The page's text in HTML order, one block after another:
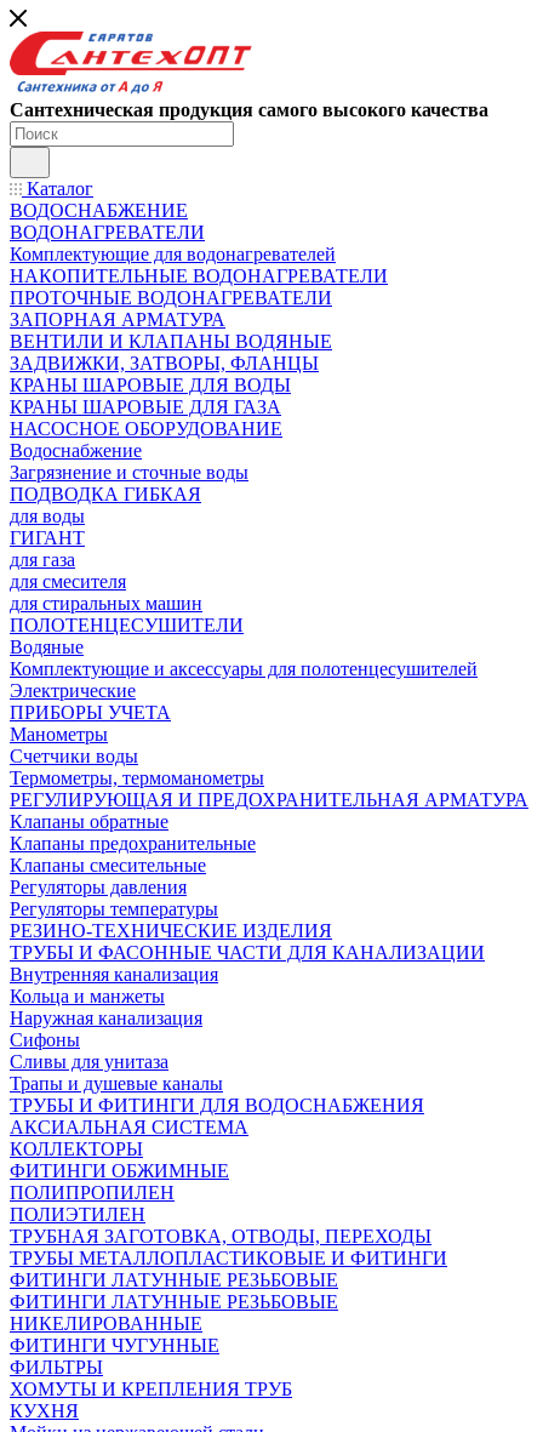
Сантехническая продукция самого высокого качества
Каталог
ВОДОСНАБЖЕНИЕ
ВОДОНАГРЕВАТЕЛИ
Комплектующие для водонагревателей
НАКОПИТЕЛЬНЫЕ ВОДОНАГРЕВАТЕЛИ
ПРОТОЧНЫЕ ВОДОНАГРЕВАТЕЛИ
ЗАПОРНАЯ АРМАТУРА
ВЕНТИЛИ И КЛАПАНЫ ВОДЯНЫЕ
ЗАДВИЖКИ, ЗАТВОРЫ, ФЛАНЦЫ
КРАНЫ ШАРОВЫЕ ДЛЯ ВОДЫ
КРАНЫ ШАРОВЫЕ ДЛЯ ГАЗА
НАСОСНОЕ ОБОРУДОВАНИЕ
Водоснабжение
Загрязнение и сточные воды
ПОДВОДКА ГИБКАЯ
для воды
ГИГАНТ
для газа
для смесителя
для стиральных машин
ПОЛОТЕНЦЕСУШИТЕЛИ
Водяные
Комплектующие и аксессуары для полотенцесушителей
Электрические
ПРИБОРЫ УЧЕТА
Манометры
Счетчики воды
Термометры, термоманометры
РЕГУЛИРУЮЩАЯ И ПРЕДОХРАНИТЕЛЬНАЯ АРМАТУРА
Клапаны обратные
Клапаны предохранительные
Клапаны смесительные
Регуляторы давления
Регуляторы температуры
РЕЗИНО-ТЕХНИЧЕСКИЕ ИЗДЕЛИЯ
ТРУБЫ И ФАСОННЫЕ ЧАСТИ ДЛЯ КАНАЛИЗАЦИИ
Внутренняя канализация
Кольца и манжеты
Наружная канализация
Сифоны
Сливы для унитаза
Трапы и душевые каналы
ТРУБЫ И ФИТИНГИ ДЛЯ ВОДОСНАБЖЕНИЯ
АКСИАЛЬНАЯ СИСТЕМА
КОЛЛЕКТОРЫ
ФИТИНГИ ОБЖИМНЫЕ
ПОЛИПРОПИЛЕН
ПОЛИЭТИЛЕН
ТРУБНАЯ ЗАГОТОВКА, ОТВОДЫ, ПЕРЕХОДЫ
ТРУБЫ МЕТАЛЛОПЛАСТИКОВЫЕ И ФИТИНГИ
ФИТИНГИ ЛАТУННЫЕ РЕЗЬБОВЫЕ
ФИТИНГИ ЛАТУННЫЕ РЕЗЬБОВЫЕ
НИКЕЛИРОВАННЫЕ
ФИТИНГИ ЧУГУННЫЕ
ФИЛЬТРЫ
ХОМУТЫ И КРЕПЛЕНИЯ ТРУБ
КУХНЯ